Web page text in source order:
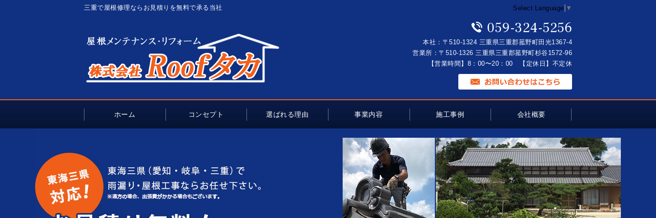
三重で屋根修理ならお見積りを無料で承る当社 Select Language ▼
059-324-5256
本社：〒510-1324 三重県三重郡菰野町田光1367-4
営業所：〒510-1326 三重県三重郡菰野町杉谷1572-96
【営業時間】8：00〜20：00 【定休日】不定休
ホーム コンセプト 選ばれる理由 事業内容 施工事例 会社概要